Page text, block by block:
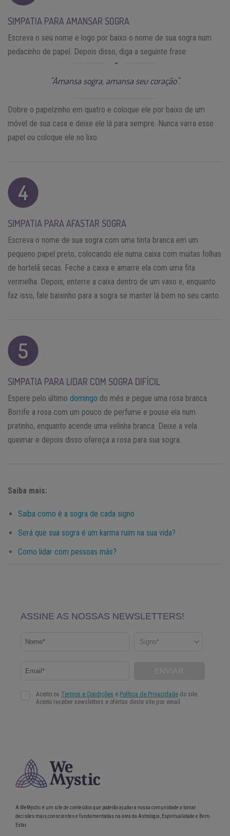
SIMPATIA PARA AMANSAR SOGRA
Escreva o seu nome e logo por baixo o nome de sua sogra num
pedacinho de papel. Depois disso, diga a seguinte frase:
“Amansa sogra, amansa seu coração”.
Dobre o papelzinho em quatro e coloque ele por baixo de um
móvel de sua casa e deixe ele lá para sempre. Nunca varra esse
papel ou coloque ele no lixo.
SIMPATIA PARA AFASTAR SOGRA
Escreva o nome de sua sogra com uma tinta branca em um
pequeno papel preto, colocando ele numa caixa com muitas folhas
de hortelã secas. Feche a caixa e amarre ela com uma fita
vermelha. Depois, enterre a caixa dentro de um vaso e, enquanto
faz isso, fale baixinho para a sogra se manter lá bem no seu canto.
SIMPATIA PARA LIDAR COM SOGRA DIFÍCIL
Espere pelo último domingo do mês e pegue uma rosa branca.
Borrife a rosa com um pouco de perfume e pouse ela num
pratinho, enquanto acende uma velinha branca. Deixe a vela
queimar e depois disso ofereça a rosa para sua sogra.
Saiba mais:
Saiba como é a sogra de cada signo
Será que sua sogra é um karma ruim na sua vida?
Como lidar com pessoas más?
A WeMystic é um site de conteúdos que poderão ajudar a nossa comunidade a tomar
decisões mais conscientes e fundamentadas na área da Astrologia, Espiritualidade e Bem-
Estar.